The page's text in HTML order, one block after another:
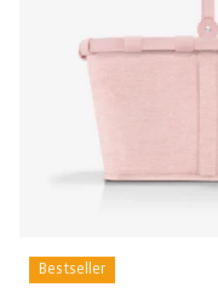
Bestseller